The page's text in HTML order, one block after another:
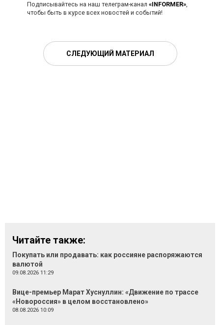
Подписывайтесь на наш телеграм-канал «INFORMER»,
чтобы быть в курсе всех новостей и событий!
СЛЕДУЮЩИЙ МАТЕРИАЛ
Читайте также:
Покупать или продавать: как россияне распоряжаются
валютой
09.08.2026 11:29
Вице-премьер Марат Хуснуллин: «Движение по трассе
«Новороссия» в целом восстановлено»
08.08.2026 10:09